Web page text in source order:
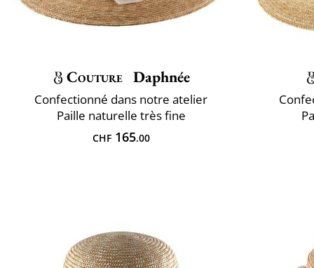
Couture Daphnée
Confectionné dans notre atelier
Paille naturelle très fine
CHF165.00